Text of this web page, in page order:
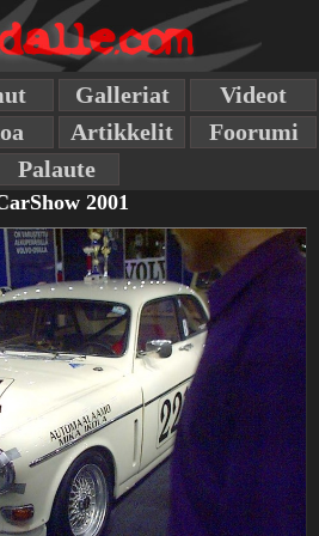
Galleriat
Videot
Artikkelit
Foorumi
Palaute
2001